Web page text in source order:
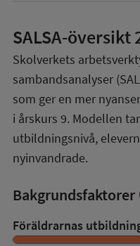
SALSA-översikt
Skolverkets
sambandsanalyser
som ger en mer
i årskurs 9. Modellen
utbildningsnivå,
nyinvandrade.
Bakgrundsfaktorer
Föräldrarnas